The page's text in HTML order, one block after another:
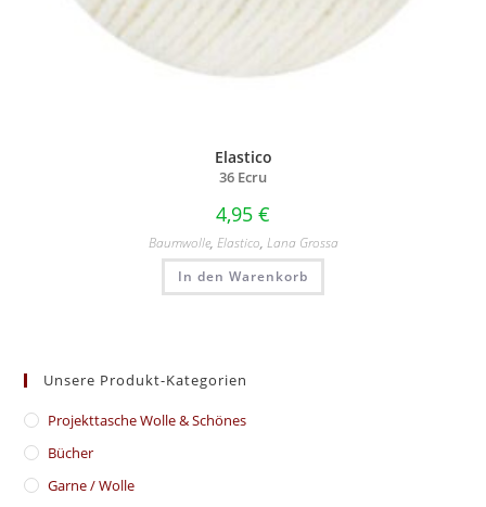
Elastico
36 Ecru
4,95 €
Baumwolle, Elastico, Lana Grossa
In den Warenkorb
Unsere Produkt-Kategorien
​Projekttasche Wolle & Schönes
Bücher
Garne / Wolle